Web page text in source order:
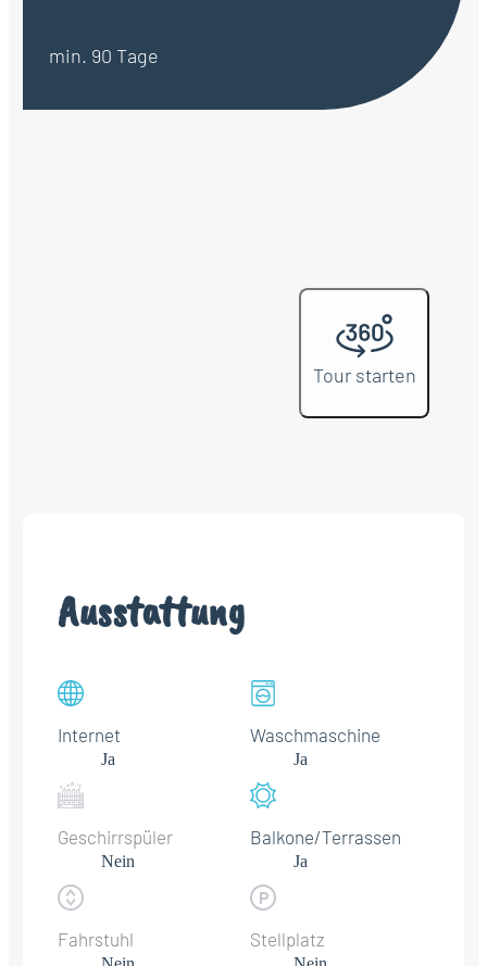
min. 90 Tage
Tour starten
Ausstattung
Internet
Ja
Waschmaschine
Ja
Geschirrspüler
Nein
Balkone/Terrassen
Ja
Fahrstuhl Stellplatz